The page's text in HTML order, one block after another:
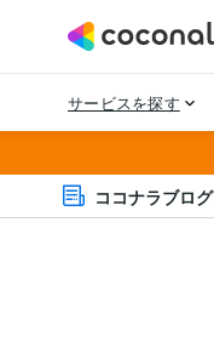
ココナラブログ